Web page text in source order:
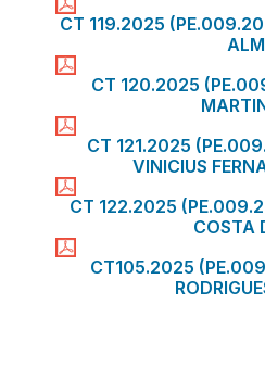
CT 119.2025
CT 120.2025
CT 121.2025
VINICIUS
CT 122.2025
COSTA
CT105.2025